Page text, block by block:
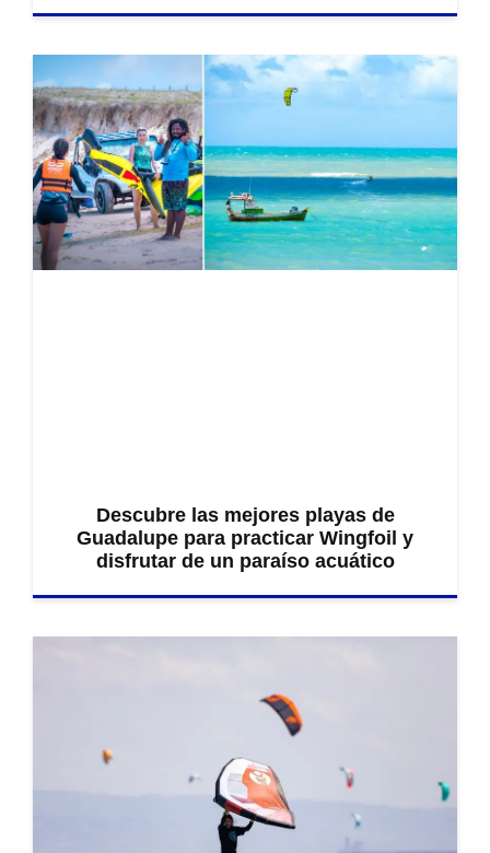
Descubre las mejores playas de
Guadalupe para practicar Wingfoil y
disfrutar de un paraíso acuático